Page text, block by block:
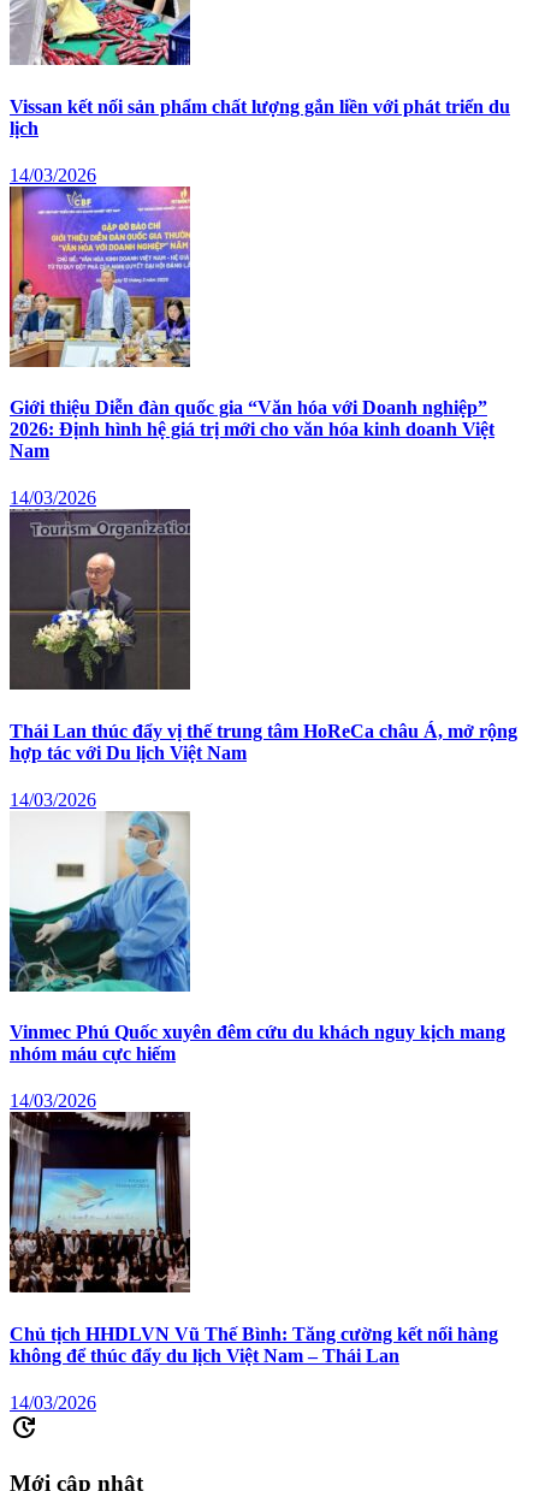
Vissan kết nối sản phẩm chất lượng gắn liền với phát triển du
lịch
14/03/2026
Giới thiệu Diễn đàn quốc gia “Văn hóa với Doanh nghiệp”
2026: Định hình hệ giá trị mới cho văn hóa kinh doanh Việt
Nam
14/03/2026
Thái Lan thúc đẩy vị thế trung tâm HoReCa châu Á, mở rộng
hợp tác với Du lịch Việt Nam
14/03/2026
Vinmec Phú Quốc xuyên đêm cứu du khách nguy kịch mang
nhóm máu cực hiếm
14/03/2026
Chủ tịch HHDLVN Vũ Thế Bình: Tăng cường kết nối hàng
không để thúc đẩy du lịch Việt Nam – Thái Lan
14/03/2026
update
Mới cập nhật